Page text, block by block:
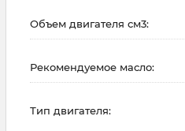
Объем двигателя см3:
Рекомендуемое масло:
Тип двигателя: